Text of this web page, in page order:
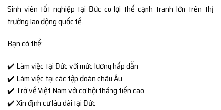
Sinh viên tốt nghiệp tại Đức có lợi thế cạnh tranh lớn trên thị
trường lao động quốc tế.
Bạn có thể:
✔️ Làm việc tại Đức với mức lương hấp dẫn
✔️ Làm việc tại các tập đoàn châu Âu
✔️ Trở về Việt Nam với cơ hội thăng tiến cao
✔️ Xin định cư lâu dài tại Đức